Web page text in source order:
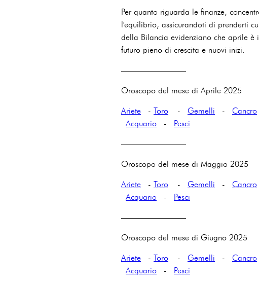
Per quanto riguarda le finanze,
l'equilibrio, assicurandoti di prenderti
della Bilancia evidenziano che aprile
futuro pieno di crescita e nuovi inizi.
————————
Oroscopo del mese di Aprile 2025
Ariete - Toro - Gemelli - Cancro
Acquario - Pesci
————————
Oroscopo del mese di Maggio 2025
Ariete - Toro - Gemelli - Cancro
Acquario - Pesci
————————
Oroscopo del mese di Giugno 2025
Ariete - Toro - Gemelli - Cancro
Acquario - Pesci